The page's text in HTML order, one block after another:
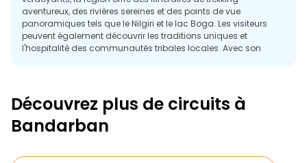
aventureux, des rivières sereines et des points de vue
panoramiques tels que le Nilgiri et le lac Boga. Les visiteurs
peuvent également découvrir les traditions uniques et
l'hospitalité des communautés tribales locales. Avec son
Découvrez plus de circuits à
Bandarban